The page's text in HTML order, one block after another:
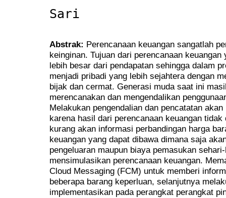
Sari
Abstrak: Perencanaan keuangan sangatlah
keinginan. Tujuan dari perencanaan
lebih besar dari pendapatan sehingga dalam
menjadi pribadi yang lebih sejahtera dengan
bijak dan cermat. Generasi muda saat ini
merencanakan dan mengendalikan
Melakukan pengendalian dan pencatatan
karena hasil dari perencanaan keuangan
kurang akan informasi perbandingan harga
keuangan yang dapat dibawa dimana saja
pengeluaran maupun biaya pemasukan
mensimulasikan perencanaan keuangan.
Cloud Messaging (FCM) untuk memberi
beberapa barang keperluan, selanjutnya
implementasikan pada perangkat perangkat